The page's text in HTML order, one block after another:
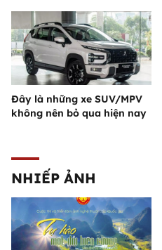
Đây là những xe SUV/MPV
không nên bỏ qua hiện nay
NHIẾP ẢNH